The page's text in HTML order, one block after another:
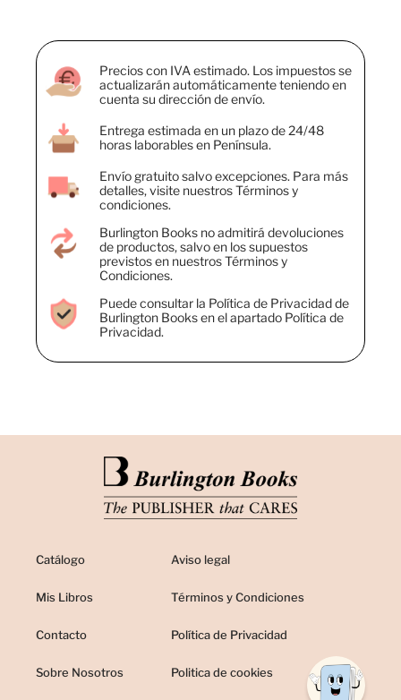
Precios con IVA estimado. Los impuestos se
actualizarán automáticamente teniendo en
cuenta su dirección de envío.
Entrega estimada en un plazo de 24/48
horas laborables en Península.
Envío gratuito salvo excepciones. Para más
detalles, visite nuestros Términos y
condiciones.
Burlington Books no admitirá devoluciones
de productos, salvo en los supuestos
previstos en nuestros Términos y
Condiciones.
Puede consultar la Política de Privacidad de
Burlington Books en el apartado Política de
Privacidad.
Catálogo
Mis Libros
Contacto
Sobre Nosotros
Aviso legal
Términos y Condiciones
Política de Privacidad
Politica de cookies